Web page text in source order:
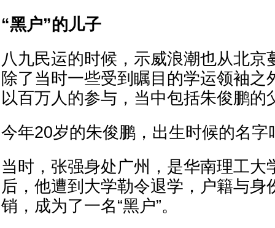
“黑户”的儿子
八九民运的时候，示威浪潮也从北京
除了当时一些受到瞩目的学运领袖之
以百万人的参与，当中包括朱俊鹏的
今年20岁的朱俊鹏，出生时候的名字
当时，张强身处广州，是华南理工大
后，他遭到大学勒令退学，户籍与身
销，成为了一名“黑户”。